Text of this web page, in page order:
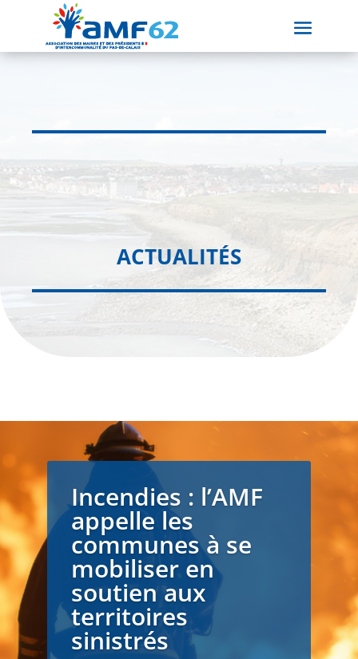
ACTUALITÉS
Incendies : l’AMF
appelle les
communes à se
mobiliser en
soutien aux
territoires
sinistrés